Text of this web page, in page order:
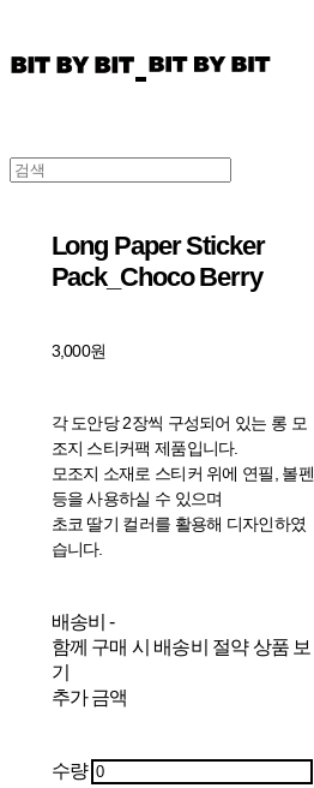
Long Paper Sticker
Pack_Choco Berry
3,000원
각 도안당 2장씩 구성되어 있는 롱 모
조지 스티커팩 제품입니다.
모조지 소재로 스티커 위에 연필, 볼펜
등을 사용하실 수 있으며
초코 딸기 컬러를 활용해 디자인하였
습니다.
배송비-
함께 구매 시 배송비 절약 상품 보
기
추가 금액
수량